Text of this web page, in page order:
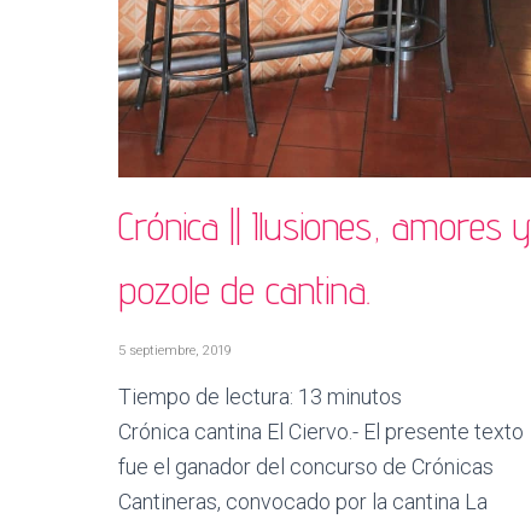
Crónica || Ilusiones, amores y
pozole de cantina.
5 septiembre, 2019
Tiempo de lectura: 13 minutos
Crónica cantina El Ciervo.- El presente texto
fue el ganador del concurso de Crónicas
Cantineras, convocado por la cantina La